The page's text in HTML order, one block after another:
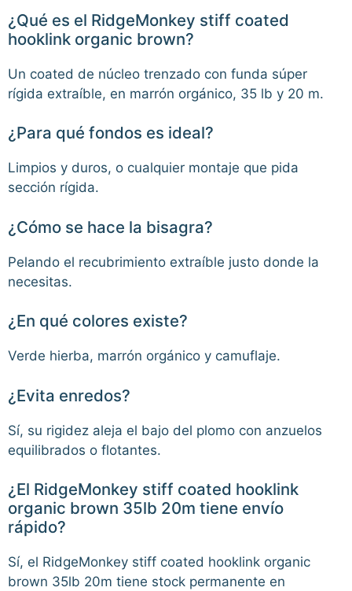
¿Qué es el RidgeMonkey stiff coated
hooklink organic brown?
Un coated de núcleo trenzado con funda súper
rígida extraíble, en marrón orgánico, 35 lb y 20 m.
¿Para qué fondos es ideal?
Limpios y duros, o cualquier montaje que pida
sección rígida.
¿Cómo se hace la bisagra?
Pelando el recubrimiento extraíble justo donde la
necesitas.
¿En qué colores existe?
Verde hierba, marrón orgánico y camuflaje.
¿Evita enredos?
Sí, su rigidez aleja el bajo del plomo con anzuelos
equilibrados o flotantes.
¿El RidgeMonkey stiff coated hooklink
organic brown 35lb 20m tiene envío
rápido?
Sí, el RidgeMonkey stiff coated hooklink organic
brown 35lb 20m tiene stock permanente en